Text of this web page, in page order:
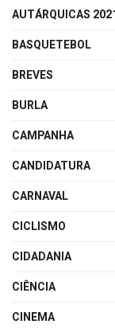
AUTÁRQUICAS
BASQUETEBOL
BREVES
BURLA
CAMPANHA
CANDIDATURA
CARNAVAL
CICLISMO
CIDADANIA
CIÊNCIA
CINEMA